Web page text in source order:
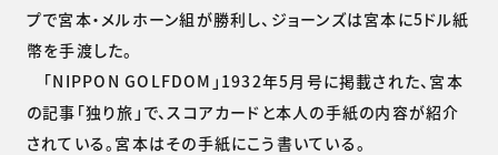
プで宮本・メルホーン組が勝利し、ジョーンズは宮本に5ドル紙
幣を手渡した。
「NIPPON GOLFDOM」1932年5月号に掲載された、宮本
の記事「独り旅」で、スコアカードと本人の手紙の内容が紹介
されている。宮本はその手紙にこう書いている。